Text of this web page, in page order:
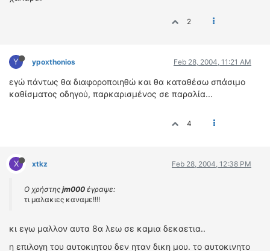
2
Y ypoxthonios Feb 28, 2004, 11:21 AM
εγώ πάντως θα διαφοροποιηθώ και θα καταθέσω σπάσιμο
καθίσματος οδηγού, παρκαρισμένος σε παραλία...
4
X xtkz Feb 28, 2004, 12:38 PM
Ο χρήστης jm000 έγραψε:
τι μαλακιες καναμε!!!!
κι εγω μαλλον αυτα 8α λεω σε καμια δεκαετια..
η επιλογη του αυτοκιητου δεν ηταν δικη μου. το αυτοκινητο